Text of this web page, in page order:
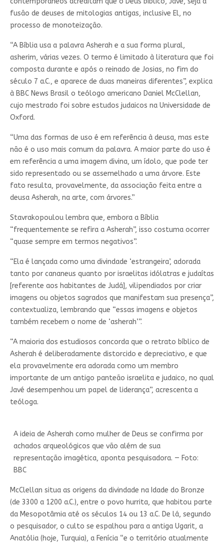
fusão de deuses de mitologias antigas, inclusive El, no
processo de monoteização.
“A Bíblia usa a palavra Asherah e a sua forma plural,
asherim, várias vezes. O termo é limitado à literatura que foi
composta durante e após o reinado de Josias, no fim do
século 7 a.C., e aparece de duas maneiras diferentes”, explica
à BBC News Brasil o teólogo americano Daniel McClellan,
cujo mestrado foi sobre estudos judaicos na Universidade de
Oxford.
“Uma das formas de uso é em referência à deusa, mas este
não é o uso mais comum da palavra. A maior parte do uso é
em referência a uma imagem divina, um ídolo, que pode ter
sido representado ou se assemelhado a uma árvore. Este
fato resulta, provavelmente, da associação feita entre a
deusa Asherah, na arte, com árvores.”
Stavrakopoulou lembra que, embora a Bíblia
“frequentemente se refira a Asherah”, isso costuma ocorrer
“quase sempre em termos negativos”.
“Ela é lançada como uma divindade ‘estrangeira’, adorada
tanto por cananeus quanto por israelitas idólatras e judaítas
[referente aos habitantes de Judá], vilipendiados por criar
imagens ou objetos sagrados que manifestam sua presença”,
contextualiza, lembrando que “essas imagens e objetos
também recebem o nome de ‘asherah’”.
“A maioria dos estudiosos concorda que o retrato bíblico de
Asherah é deliberadamente distorcido e depreciativo, e que
ela provavelmente era adorada como um membro
importante de um antigo panteão israelita e judaico, no qual
Javé desempenhou um papel de liderança”, acrescenta a
teóloga.
A ideia de Asherah como mulher de Deus se confirma por
achados arqueológicos que vão além de sua
representação imagética, aponta pesquisadora. — Foto:
BBC
McClellan situa as origens da divindade na Idade do Bronze
(de 3300 a 1200 a.C.), entre o povo hurrita, que habitou parte
da Mesopotâmia até os séculos 14 ou 13 a.C. De lá, segundo
o pesquisador, o culto se espalhou para a antiga Ugarit, a
Anatólia (hoje, Turquia), a Fenícia “e o território atualmente